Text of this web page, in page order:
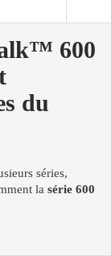
600
du
séries,
la série 600